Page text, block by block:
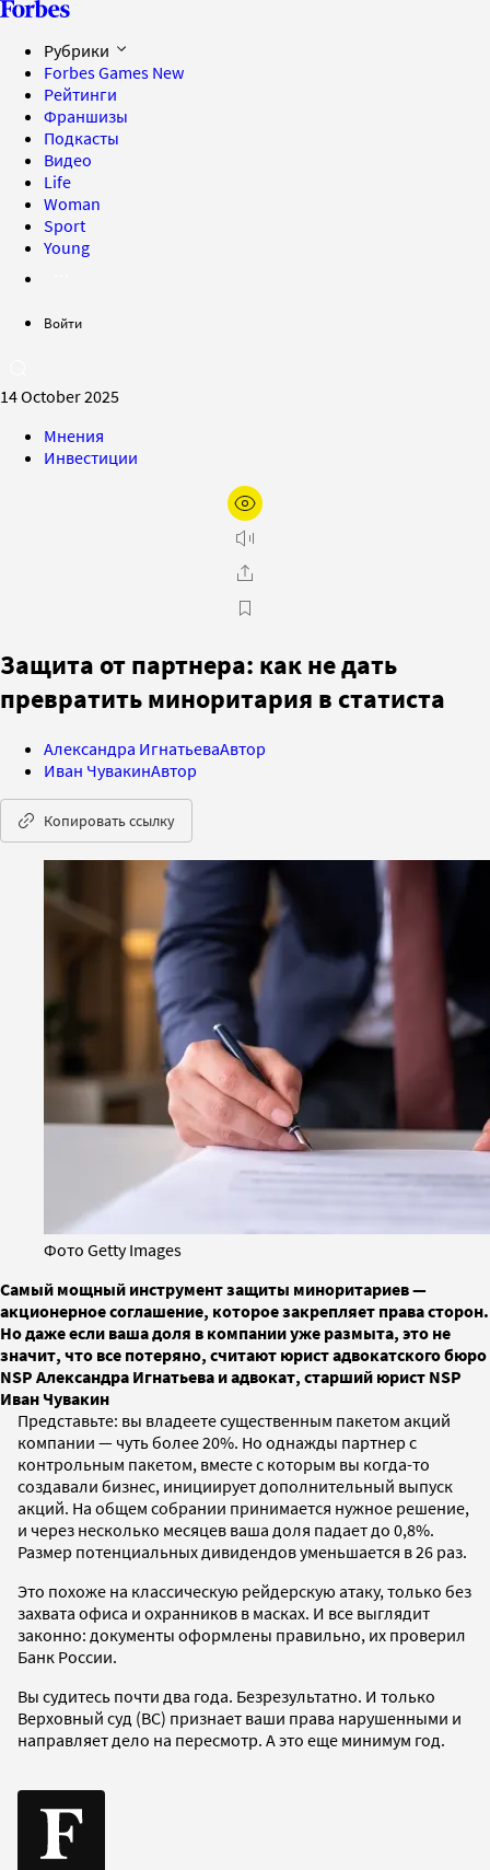
Рубрики
Forbes Games New
Рейтинги
Франшизы
Подкасты
Видео
Life
Woman
Sport
Young
Войти
14 October 2025
Мнения
Инвестиции
Защита от партнера: как не дать
превратить миноритария в статиста
Александра ИгнатьеваАвтор
Иван ЧувакинАвтор
Копировать ссылку
Фото Getty Images
Самый мощный инструмент защиты миноритариев —
акционерное соглашение, которое закрепляет права сторон.
Но даже если ваша доля в компании уже размыта, это не
значит, что все потеряно, считают юрист адвокатского бюро
NSP Александра Игнатьева и адвокат, старший юрист NSP
Иван Чувакин
Представьте: вы владеете существенным пакетом акций
компании — чуть более 20%. Но однажды партнер с
контрольным пакетом, вместе с которым вы когда-то
создавали бизнес, инициирует дополнительный выпуск
акций. На общем собрании принимается нужное решение,
и через несколько месяцев ваша доля падает до 0,8%.
Размер потенциальных дивидендов уменьшается в 26 раз.
Это похоже на классическую рейдерскую атаку, только без
захвата офиса и охранников в масках. И все выглядит
законно: документы оформлены правильно, их проверил
Банк России.
Вы судитесь почти два года. Безрезультатно. И только
Верховный суд (ВС) признает ваши права нарушенными и
направляет дело на пересмотр. А это еще минимум год.